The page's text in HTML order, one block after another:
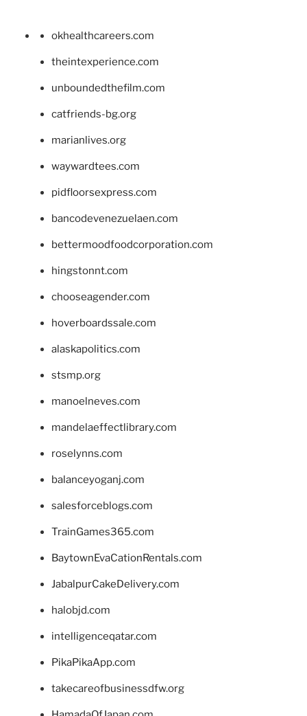
okhealthcareers.com
theintexperience.com
unboundedthefilm.com
catfriends-bg.org
marianlives.org
waywardtees.com
pidfloorsexpress.com
bancodevenezuelaen.com
bettermoodfoodcorporation.com
hingstonnt.com
chooseagender.com
hoverboardssale.com
alaskapolitics.com
stsmp.org
manoelneves.com
mandelaeffectlibrary.com
roselynns.com
balanceyoganj.com
salesforceblogs.com
TrainGames365.com
BaytownEvaCationRentals.com
JabalpurCakeDelivery.com
halobjd.com
intelligenceqatar.com
PikaPikaApp.com
takecareofbusinessdfw.org